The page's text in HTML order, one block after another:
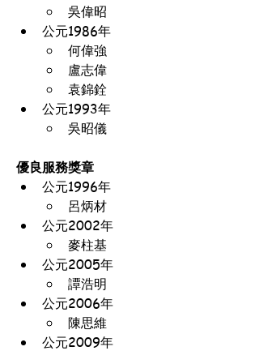
吳偉昭
公元1986年
何偉強
盧志偉
袁錦銓
公元1993年
吳昭儀
優良服務獎章
公元1996年
呂炳材
公元2002年
麥柱基
公元2005年
譚浩明
公元2006年
陳思維
公元2009年